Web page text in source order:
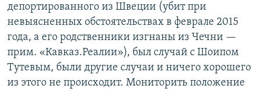
депортированного из Швеции (убит при
невыясненных обстоятельствах в феврале 2015
года, а его родственники изгнаны из Чечни —
прим. «Кавказ.Реалии»), был случай с Шоипом
Тутевым, были другие случаи и ничего хорошего
из этого не происходит. Мониторить положение